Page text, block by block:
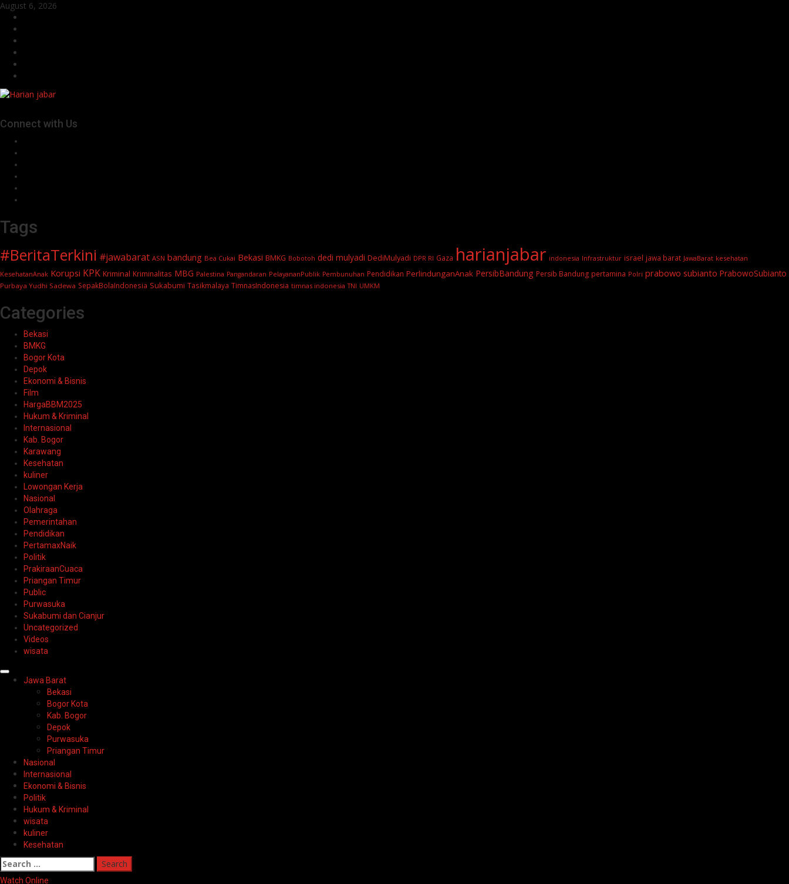
Skip
content
August 6, 2026
Connect with Us
Tags
#BeritaTerkini #jawabarat ASN bandung Bea Cukai Bekasi BMKG Bobotoh dedi mulyadi DediMulyadi DPR RI Gaza harianjabar indonesia Infrastruktur israel jawa barat JawaBarat kesehatan
KesehatanAnak Korupsi KPK Kriminal Kriminalitas MBG Palestina Pangandaran PelayananPublik Pembunuhan Pendidikan PerlindunganAnak PersibBandung Persib Bandung pertamina Polri prabowo subianto PrabowoSubianto
Purbaya Yudhi Sadewa SepakBolaIndonesia Sukabumi Tasikmalaya TimnasIndonesia timnas indonesia TNI UMKM
Categories
Bekasi
BMKG
Bogor Kota
Depok
Ekonomi & Bisnis
Film
HargaBBM2025
Hukum & Kriminal
Internasional
Kab. Bogor
Karawang
Kesehatan
kuliner
Lowongan Kerja
Nasional
Olahraga
Pemerintahan
Pendidikan
PertamaxNaik
Politik
PrakiraanCuaca
Priangan Timur
Public
Purwasuka
Sukabumi dan Cianjur
Uncategorized
Videos
wisata
PrimaryJawa Barat
Bekasi
Bogor Kota
Kab. Bogor
Depok
Purwasuka
Priangan Timur
Nasional
Internasional
Ekonomi & Bisnis
Politik
Hukum & Kriminal
wisata
kuliner
Kesehatan
Search
for:
Watch Online